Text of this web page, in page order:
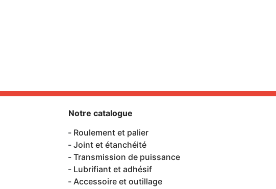
Notre catalogue
Roulement et palier
Joint et étanchéité
Transmission de puissance
Lubrifiant et adhésif
Accessoire et outillage